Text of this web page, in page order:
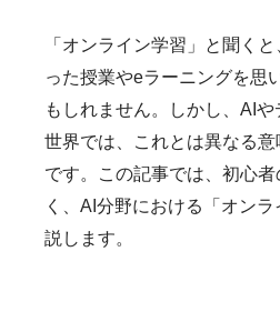
「オンライン学習」と聞く
った授業やeラーニングを思
もしれません。しかし、AI
世界では、これとは異なる
です。この記事では、初心
く、AI分野における「オン
説します。